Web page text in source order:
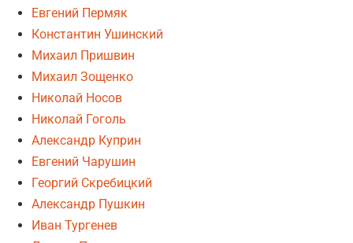
Евгений Пермяк
Константин Ушинский
Михаил Пришвин
Михаил Зощенко
Николай Носов
Николай Гоголь
Александр Куприн
Евгений Чарушин
Георгий Скребицкий
Александр Пушкин
Иван Тургенев